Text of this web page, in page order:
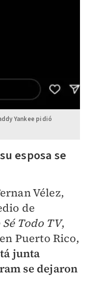
Yankee pidió
esposa se
Vélez,
de
Todo TV,
Puerto Rico,
junta
se dejaron